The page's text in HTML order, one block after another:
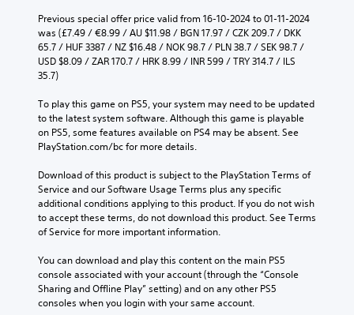
Previous special offer price valid from 16-10-2024 to 01-11-2024
was (£7.49 / €8.99 / AU $11.98 / BGN 17.97 / CZK 209.7 / DKK
65.7 / HUF 3387 / NZ $16.48 / NOK 98.7 / PLN 38.7 / SEK 98.7 /
USD $8.09 / ZAR 170.7 / HRK 8.99 / INR 599 / TRY 314.7 / ILS
35.7)
To play this game on PS5, your system may need to be updated
to the latest system software. Although this game is playable
on PS5, some features available on PS4 may be absent. See
PlayStation.com/bc for more details.
Download of this product is subject to the PlayStation Terms of
Service and our Software Usage Terms plus any specific
additional conditions applying to this product. If you do not wish
to accept these terms, do not download this product. See Terms
of Service for more important information.
You can download and play this content on the main PS5
console associated with your account (through the “Console
Sharing and Offline Play” setting) and on any other PS5
consoles when you login with your same account.